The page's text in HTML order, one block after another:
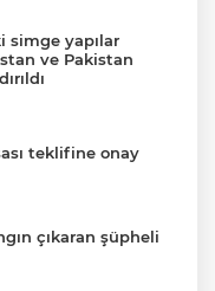
simge yapılar
ve Pakistan
teklifine onay
çıkaran şüpheli